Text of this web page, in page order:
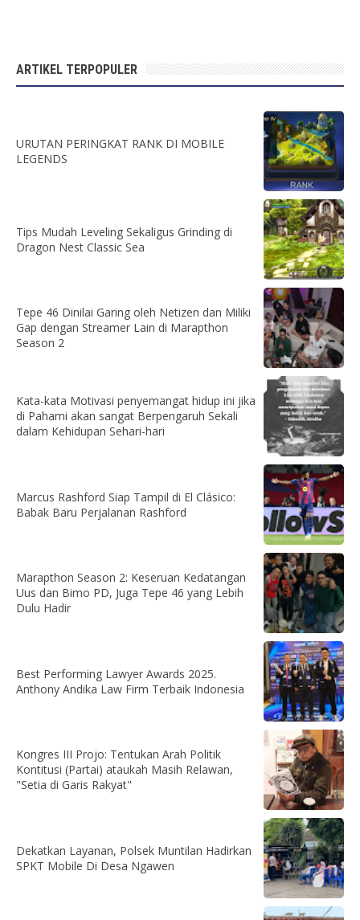
ARTIKEL TERPOPULER
URUTAN PERINGKAT RANK DI MOBILE
LEGENDS
Tips Mudah Leveling Sekaligus Grinding di
Dragon Nest Classic Sea
Tepe 46 Dinilai Garing oleh Netizen dan Miliki
Gap dengan Streamer Lain di Marapthon
Season 2
Kata-kata Motivasi penyemangat hidup ini jika
di Pahami akan sangat Berpengaruh Sekali
dalam Kehidupan Sehari-hari
Marcus Rashford Siap Tampil di El Clásico:
Babak Baru Perjalanan Rashford
Marapthon Season 2: Keseruan Kedatangan
Uus dan Bimo PD, Juga Tepe 46 yang Lebih
Dulu Hadir
Best Performing Lawyer Awards 2025.
Anthony Andika Law Firm Terbaik Indonesia
Kongres III Projo: Tentukan Arah Politik
Kontitusi (Partai) ataukah Masih Relawan,
"Setia di Garis Rakyat"
Dekatkan Layanan, Polsek Muntilan Hadirkan
SPKT Mobile Di Desa Ngawen